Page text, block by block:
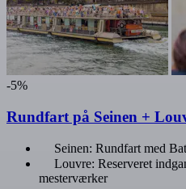
-5%
Rundfart på Seinen +
Seinen: Rundfart med
Louvre: Reserveret
mesterværker